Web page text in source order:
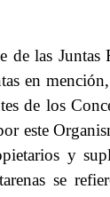
las
en
de los
este
y
se